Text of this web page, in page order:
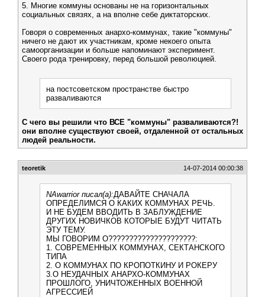
5. Многие коммуны основаны не на горизонтальных
социальных связях, а на вполне себе диктаторских.
Говоря о современных анархо-коммунах, такие "коммуны"
ничего не дают их участникам, кроме некоего опыта
самоорганизации и больше напоминают эксперимент.
Своего рода тренировку, перед большой революцией.
на постсоветском пространстве быстро
разваливаются
С чего вы решили что ВСЕ "коммуны" разваливаются?!
они вполне существуют своей, отдаленной от остальных
людей реальности.
teoretik 14-07-2014 00:00:38
NAwarrior писал(а):ДАВАЙТЕ СНАЧАЛА
ОПРЕДЕЛИМСЯ О КАКИХ КОММУНАХ РЕЧЬ.
И НЕ БУДЕМ ВВОДИТЬ В ЗАБЛУЖДЕНИЕ
ДРУГИХ НОВИЧКОВ КОТОРЫЕ БУДУТ ЧИТАТЬ
ЭТУ ТЕМУ.
МЫ ГОВОРИМ О?????????????????????:
1. СОВРЕМЕННЫХ КОММУНАХ, СЕКТАНСКОГО
ТИПА
2. О КОММУНАХ ПО КРОПОТКИНУ И РОКЕРУ
3.О НЕУДАЧНЫХ АНАРХО-КОММУНАХ
ПРОШЛОГО, УНИЧТОЖЕННЫХ ВОЕННОЙ
АГРЕССИЕЙ